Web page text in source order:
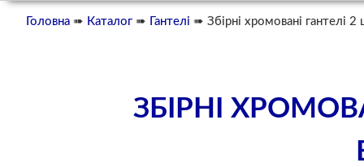
Головна ➠ Каталог ➠ Гантелі ➠ Збірні хромовані гантелі
ЗБІРНІ